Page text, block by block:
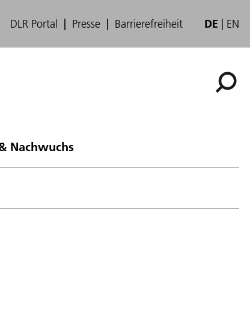
DLR Portal Presse Barrierefreiheit DE EN
Nachwuchs